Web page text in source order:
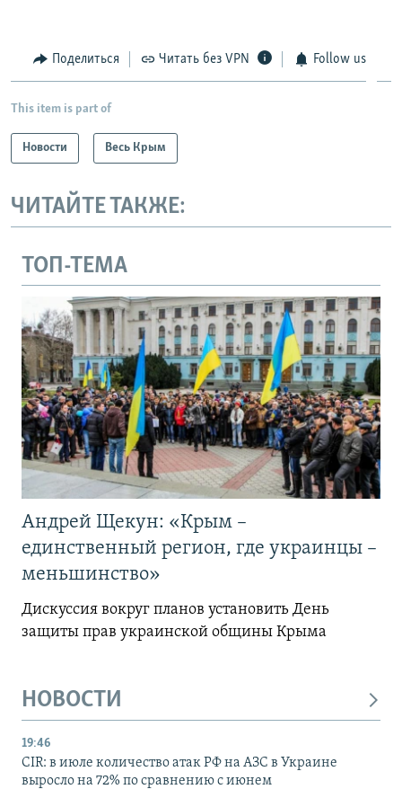
Поделиться Читать без VPN Follow us
This item is part of
Новости Весь Крым
ЧИТАЙТЕ ТАКЖЕ:
ТОП-ТЕМА
Андрей Щекун: «Крым –
единственный регион, где украинцы –
меньшинство»
Дискуссия вокруг планов установить День
защиты прав украинской общины Крыма
НОВОСТИ
19:46
CIR: в июле количество атак РФ на АЗС в Украине
выросло на 72% по сравнению с июнем